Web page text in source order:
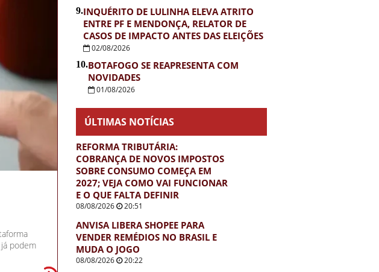
podem
9.INQUÉRITO DE LULINHA ELEVA ATRITO
ENTRE PF E MENDONÇA, RELATOR DE
CASOS DE IMPACTO ANTES DAS ELEIÇÕES
02/08/2026
10.BOTAFOGO SE REAPRESENTA COM
NOVIDADES
01/08/2026
ÚLTIMAS NOTÍCIAS
REFORMA TRIBUTÁRIA:
COBRANÇA DE NOVOS IMPOSTOS
SOBRE CONSUMO COMEÇA EM
2027; VEJA COMO VAI FUNCIONAR
E O QUE FALTA DEFINIR
08/08/2026 20:51
ANVISA LIBERA SHOPEE PARA
VENDER REMÉDIOS NO BRASIL E
MUDA O JOGO
08/08/2026 20:22